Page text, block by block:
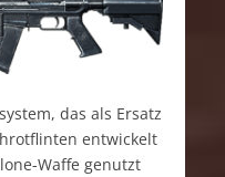
das als Ersatz
entwickelt
Waffe genutzt